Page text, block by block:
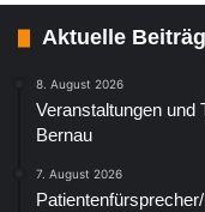
Aktuelle
8. August 2026
Veranstaltungen und
Bernau
7. August 2026